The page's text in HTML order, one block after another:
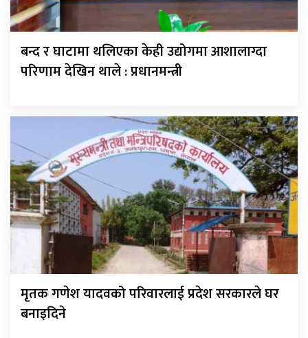
बन्द र घाटामा थलिएका केही उद्योगमा आशालाग्दा
परिणाम देखिन थाले : प्रधानमन्त्री
मृतक गणेश यादवको परिवारलाई प्रदेश सरकारले घर
बनाइदिने